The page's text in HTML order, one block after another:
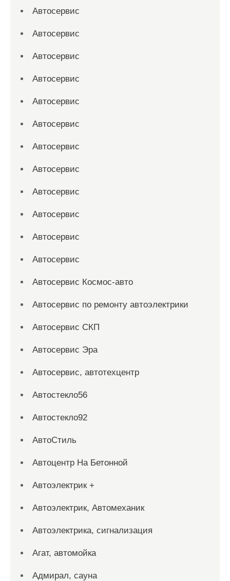
Автосервис
Автосервис
Автосервис
Автосервис
Автосервис
Автосервис
Автосервис
Автосервис
Автосервис
Автосервис
Автосервис
Автосервис
Автосервис Космос-авто
Автосервис по ремонту автоэлектрики
Автосервис СКП
Автосервис Эра
Автосервис, автотехцентр
Автостекло56
Автостекло92
АвтоСтиль
Автоцентр На Бетонной
Автоэлектрик +
Автоэлектрик, Автомеханик
Автоэлектрика, сигнализация
Агат, автомойка
Адмирал, сауна